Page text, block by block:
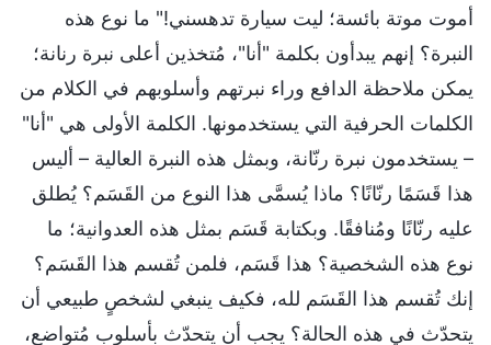
أموت موتة بائسة؛ ليت سيارة تدهسني!" ما نوع هذه
النبرة؟ إنهم يبدأون بكلمة "أنا"، مُتخذين أعلى نبرة رنانة؛
يمكن ملاحظة الدافع وراء نبرتهم وأسلوبهم في الكلام من
الكلمات الحرفية التي يستخدمونها. الكلمة الأولى هي "أنا"
– يستخدمون نبرة رنّانة، وبمثل هذه النبرة العالية – أليس
هذا قَسَمًا رنّانًا؟ ماذا يُسمَّى هذا النوع من القَسَم؟ يُطلق
عليه رنّانًا ومُنافقًا. وبكتابة قَسَم بمثل هذه العدوانية؛ ما
نوع هذه الشخصية؟ هذا قَسَم، فلمن تُقسم هذا القَسَم؟
إنك تُقسم هذا القَسَم لله، فكيف ينبغي لشخصٍ طبيعي أن
يتحدّث في هذه الحالة؟ يجب أن يتحدّث بأسلوب مُتواضع،